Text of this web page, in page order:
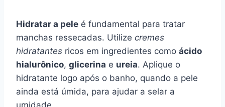
Hidratar a pele é fundamental para tratar
manchas ressecadas. Utilize cremes
hidratantes ricos em ingredientes como ácido
hialurônico, glicerina e ureia. Aplique o
hidratante logo após o banho, quando a pele
ainda está úmida, para ajudar a selar a
umidade.